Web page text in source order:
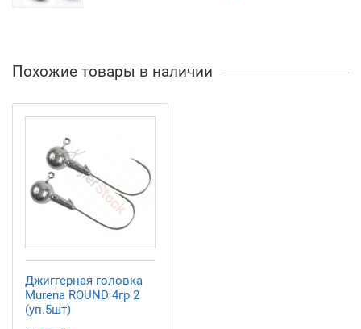
Похожие товары в наличии
Джиггерная головка
Murena ROUND 4гр 2
(уп.5шт)